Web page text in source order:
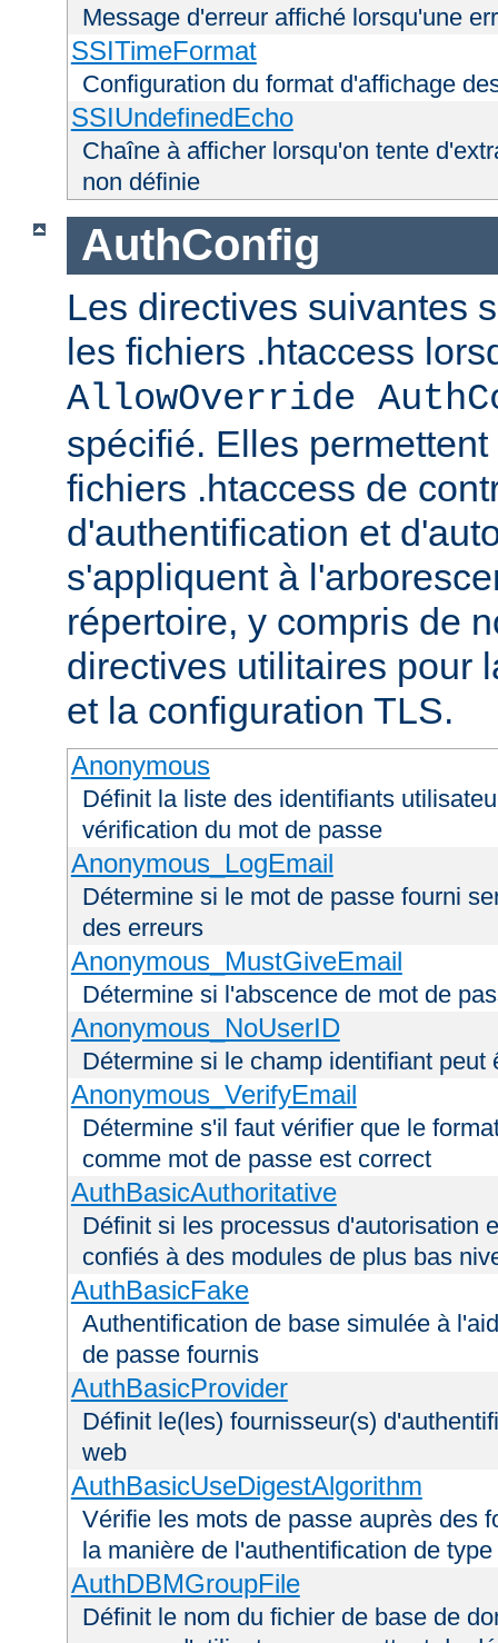
Message d'erreur affiché lorsqu'une
SSITimeFormat
Configuration du format d'affichage
SSIUndefinedEcho
Chaîne à afficher lorsqu'on tente
non définie
AuthConfig
Les directives suivantes
les fichiers .htaccess
AllowOverride
spécifié. Elles
fichiers .htaccess de
d'authentification et
s'appliquent à
répertoire, y compris de
directives utilitaires pour
et la configuration TLS.
Anonymous
Définit la liste des identifiants
vérification du mot de passe
Anonymous_LogEmail
Détermine si le mot de passe fourni
des erreurs
Anonymous_MustGiveEmail
Détermine si l'abscence de mot de
Anonymous_NoUserID
Détermine si le champ identifiant peut
Anonymous_VerifyEmail
Détermine s'il faut vérifier que le
comme mot de passe est correct
AuthBasicAuthoritative
Définit si les processus d'autorisation
confiés à des modules de plus bas
AuthBasicFake
Authentification de base simulée à
de passe fournis
AuthBasicProvider
Définit le(les) fournisseur(s)
web
AuthBasicUseDigestAlgorithm
Vérifie les mots de passe auprès des
la manière de l'authentification de
AuthDBMGroupFile
Définit le nom du fichier de base de